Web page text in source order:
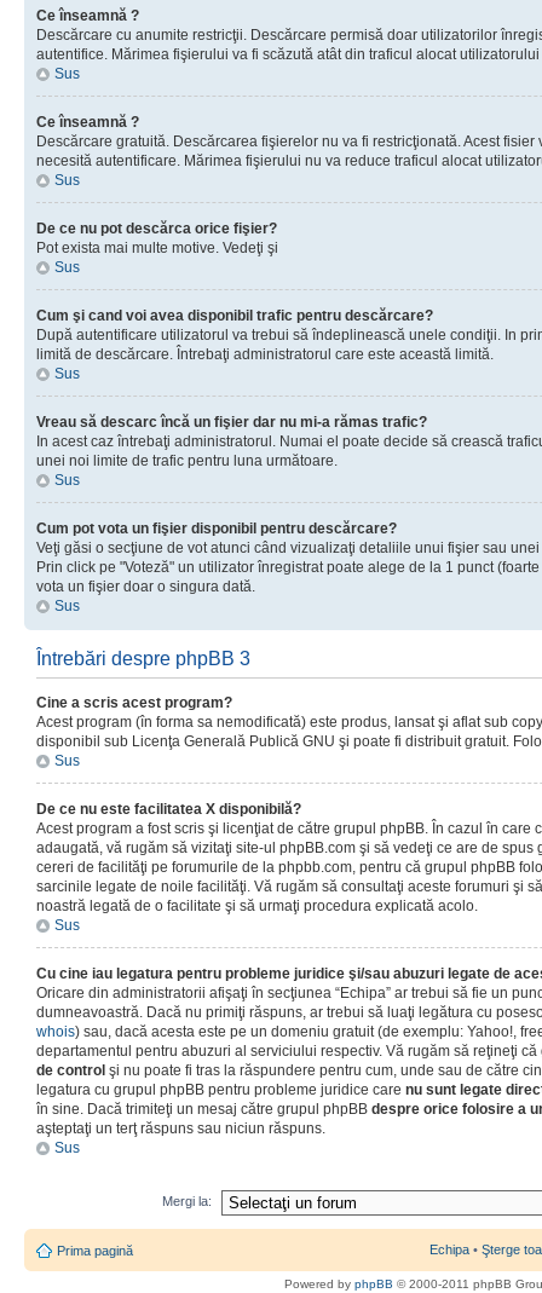
Ce înseamnă ?
Descărcare cu anumite restricţii. Descărcare permisă doar utilizatorilor
autentifice. Mărimea fişierului va fi scăzută atât din traficul alocat
Sus
Ce înseamnă ?
Descărcare gratuită. Descărcarea fişierelor nu va fi restricţionată. Acest
necesită autentificare. Mărimea fişierului nu va reduce traficul alocat
Sus
De ce nu pot descărca orice fişier?
Pot exista mai multe motive. Vedeţi şi
Sus
Cum şi cand voi avea disponibil trafic pentru descărcare?
După autentificare utilizatorul va trebui să îndeplinească unele condiţii. In
limită de descărcare. Întrebaţi administratorul care este această limită.
Sus
Vreau să descarc încă un fişier dar nu mi-a rămas trafic?
In acest caz întrebaţi administratorul. Numai el poate decide să crească
unei noi limite de trafic pentru luna următoare.
Sus
Cum pot vota un fişier disponibil pentru descărcare?
Veţi găsi o secţiune de vot atunci când vizualizaţi detaliile unui fişier sau
Prin click pe "Voteză" un utilizator înregistrat poate alege de la 1 punct
vota un fişier doar o singura dată.
Sus
Întrebări despre phpBB 3
Cine a scris acest program?
Acest program (în forma sa nemodificată) este produs, lansat şi aflat sub
disponibil sub Licenţa Generală Publică GNU şi poate fi distribuit gratuit.
Sus
De ce nu este facilitatea X disponibilă?
Acest program a fost scris şi licenţiat de către grupul phpBB. În cazul în care
adaugată, vă rugăm să vizitaţi site-ul phpBB.com şi să vedeţi ce are de
cereri de facilităţi pe forumurile de la phpbb.com, pentru că grupul phpBB
sarcinile legate de noile facilităţi. Vă rugăm să consultaţi aceste forumuri şi
noastră legată de o facilitate şi să urmaţi procedura explicată acolo.
Sus
Cu cine iau legatura pentru probleme juridice şi/sau abuzuri legate de
Oricare din administratorii afişaţi în secţiunea “Echipa” ar trebui să fie un
dumneavoastră. Dacă nu primiţi răspuns, ar trebui să luaţi legătura cu
whois) sau, dacă acesta este pe un domeniu gratuit (de exemplu: Yahoo!,
departamentul pentru abuzuri al serviciului respectiv. Vă rugăm să reţineţi
de control şi nu poate fi tras la răspundere pentru cum, unde sau de către
legatura cu grupul phpBB pentru probleme juridice care nu sunt legate
în sine. Dacă trimiteţi un mesaj către grupul phpBB despre orice folosire a
aşteptaţi un terţ răspuns sau niciun răspuns.
Sus
Mergi la:
Prima pagină Echipa • Şterge
Powered by phpBB © 2000-2011 phpBB